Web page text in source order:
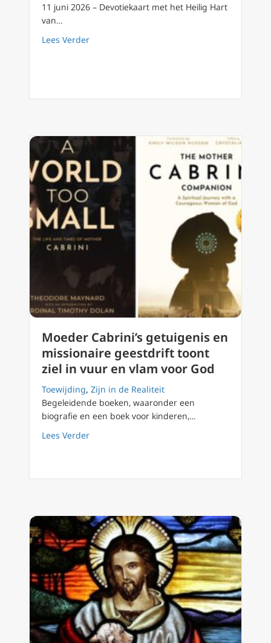
11 juni 2026 – Devotiekaart met het Heilig Hart
van…
Lees Verderabout Een exorcist ontmoet de kracht van
Moeder Cabrini’s getuigenis en
missionaire geestdrift toont
ziel in vuur en vlam voor God
Toewijding, Zijn in de Realiteit
Begeleidende boeken, waaronder een
biografie en een boek voor kinderen,…
Lees Verderabout Moeder Cabrini’s getuigenis en